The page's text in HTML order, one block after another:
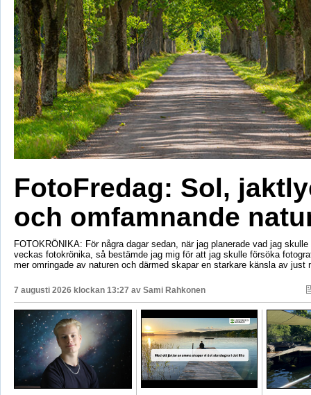
FotoFredag: Sol,
och omfamnande
FOTOKRÖNIKA: För några dagar sedan, när jag planerade vad jag
veckas fotokrönika, så bestämde jag mig för att jag skulle försöka
mer omringade av naturen och därmed skapar en starkare känsla av just
7 augusti 2026 klockan 13:27 av Sami Rahkonen